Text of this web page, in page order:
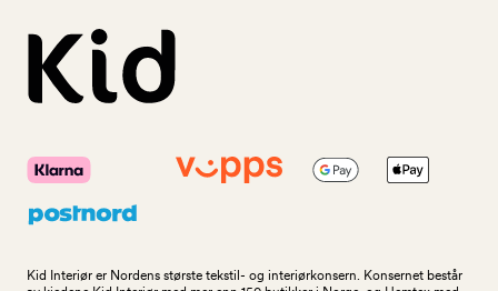
Kid Interiør er Nordens største tekstil- og interiørkonsern. Konsernet består